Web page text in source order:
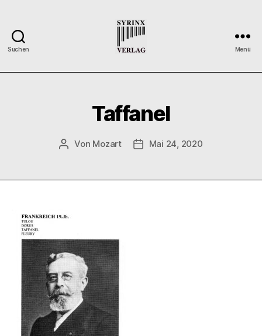
Suchen
Verlag
Verlag
der
Flötisten
Menü
Taffanel
Beitragsautor
Von Mozart Veröffentlichungsdatum
Mai 24, 2020